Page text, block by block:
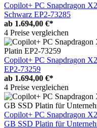
Copilot+ PC Snapdragon
Schwarz EP2-73285
ab 1.694,00 €*
4 Preise vergleichen
Copilot+ PC Snapdragon
EP2-73259
ab 1.694,00 €*
4 Preise vergleichen
Copilot+ PC Snapdragon
GB SSD Platin für